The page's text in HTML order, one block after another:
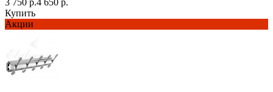
Купить
Акции